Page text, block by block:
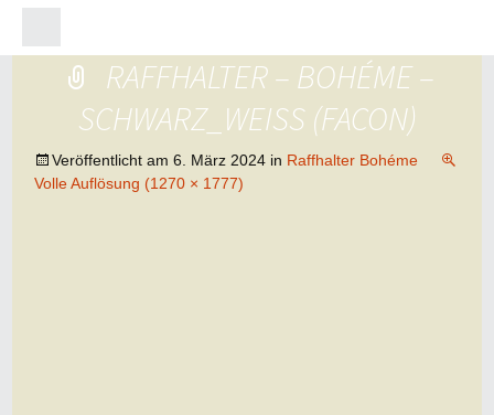
RAFFHALTER – BOHÉME –
SCHWARZ_WEISS (FACON)
Veröffentlicht am6. März 2024 in Raffhalter Bohéme
Volle Auflösung (1270 × 1777)